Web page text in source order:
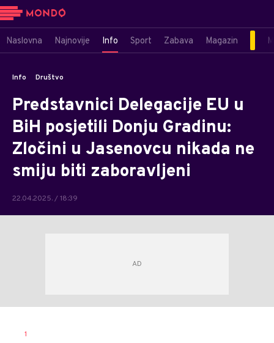
Naslovna Najnovije Info Sport Zabava Magazin
Info Društvo
Predstavnici Delegacije EU u
BiH posjetili Donju Gradinu:
Zločini u Jasenovcu nikada ne
smiju biti zaboravljeni
22.04.2025. / 18:39
AUTOR
1